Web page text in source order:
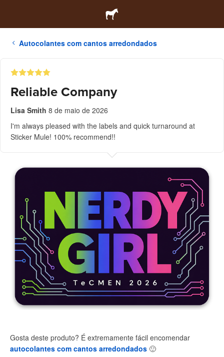
Autocolantes com cantos arredondados
Reliable Company
Lisa Smith 8 de maio de 2026
I'm always pleased with the labels and quick turnaround at
Sticker Mule! 100% recommend!!
Gosta deste produto? É extremamente fácil encomendar
autocolantes com cantos arredondados 🙂